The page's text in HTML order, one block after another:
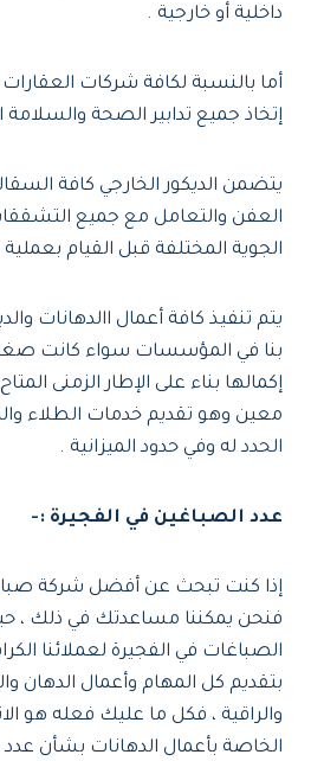
داخلية أو خارجية .
أما بالنسبة لكافة شركات العقارات
إتخاذ جميع تدابير الصحة والسلامة
يتضمن الديكور الخارجي كافة
العفن والتعامل مع جميع
الجوية المختلفة قبل القيام
يتم تنفيذ كافة أعمال االدهانات
بنا في المؤسسات سواء كانت
إكمالها بناء على الإطار الزمنى
معين وهو تقديم خدمات الطلاء
الحدد له وفي حدود الميزانية .
عدد الصباغين في الفجيرة :-
إذا كنت تبحث عن أفضل شركة
فنحن يمكننا مساعدتك في ذلك ،
الصباغات في الفجيرة لعملائنا
بتقديم كل المهام وأعمال الدهان
والراقية ، فكل ما عليك فعله هو
الخاصة بأعمال الدهانات بشأن عدد